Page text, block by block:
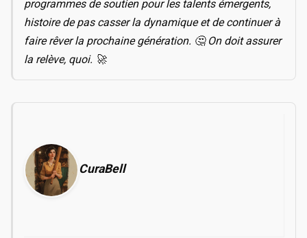
programmes de soutien pour les talents émergents,
histoire de pas casser la dynamique et de continuer à
faire rêver la prochaine génération. 🤔 On doit assurer
la relève, quoi. 🚀
CuraBell